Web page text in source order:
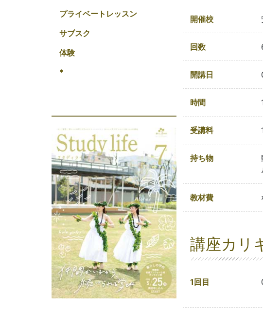
プライベートレッスン
サブスク
体験
*
開催校
回数
開講日
時間
受講料
持ち物
教材費
講座カリ
1回目